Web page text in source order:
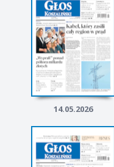
14.05.2026